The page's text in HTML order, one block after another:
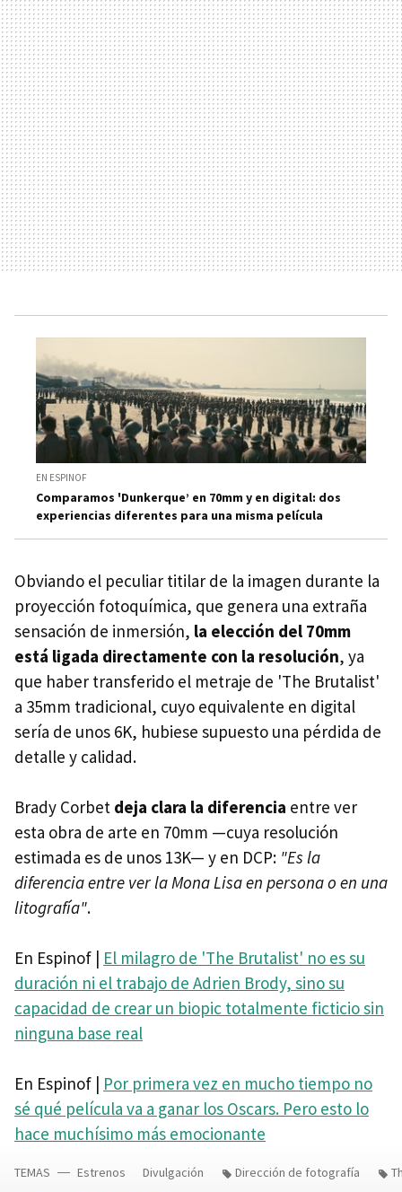
EN ESPINOF
Comparamos 'Dunkerque’ en 70mm y en digital: dos
experiencias diferentes para una misma película
Obviando el peculiar titilar de la imagen durante la
proyección fotoquímica, que genera una extraña
sensación de inmersión, la elección del 70mm
está ligada directamente con la resolución, ya
que haber transferido el metraje de 'The Brutalist'
a 35mm tradicional, cuyo equivalente en digital
sería de unos 6K, hubiese supuesto una pérdida de
detalle y calidad.
Brady Corbet deja clara la diferencia entre ver
esta obra de arte en 70mm —cuya resolución
estimada es de unos 13K— y en DCP: "Es la
diferencia entre ver la Mona Lisa en persona o en una
litografía".
En Espinof | El milagro de 'The Brutalist' no es su
duración ni el trabajo de Adrien Brody, sino su
capacidad de crear un biopic totalmente ficticio sin
ninguna base real
En Espinof | Por primera vez en mucho tiempo no
sé qué película va a ganar los Oscars. Pero esto lo
hace muchísimo más emocionante
TEMAS Estrenos Divulgación Dirección de fotografía